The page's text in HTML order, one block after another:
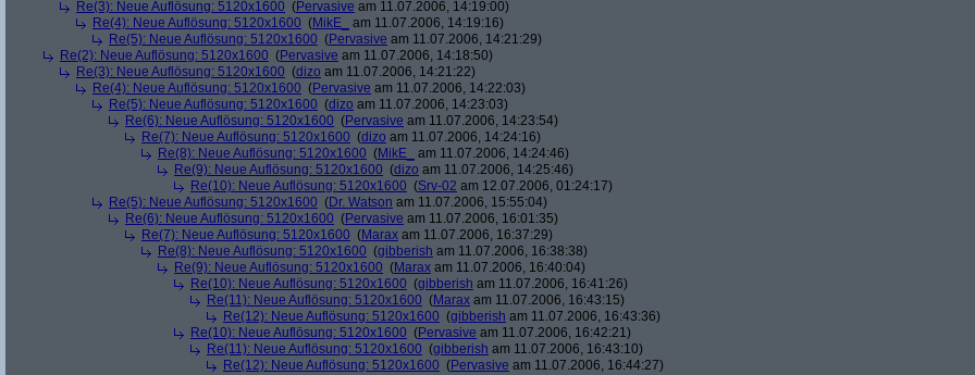
Re(3): Neue Auflösung: 5120x1600 (Pervasive am 11.07.2006, 14:19:00)
Re(4): Neue Auflösung: 5120x1600 (MikE_
am 11.07.2006, 14:19:16)
Re(5): Neue Auflösung: 5120x1600 (Pervasive am 11.07.2006, 14:21:29)
Re(2): Neue Auflösung: 5120x1600 (Pervasive am 11.07.2006, 14:18:50)
Re(3): Neue Auflösung: 5120x1600 (dizo am 11.07.2006, 14:21:22)
Re(4): Neue Auflösung: 5120x1600 (Pervasive am 11.07.2006, 14:22:03)
Re(5): Neue Auflösung: 5120x1600 (dizo am 11.07.2006, 14:23:03)
Re(6): Neue Auflösung: 5120x1600 (Pervasive am 11.07.2006, 14:23:54)
Re(7): Neue Auflösung: 5120x1600 (dizo am 11.07.2006, 14:24:16)
Re(8): Neue Auflösung: 5120x1600 (MikE_
am 11.07.2006, 14:24:46)
Re(9): Neue Auflösung: 5120x1600 (dizo am 11.07.2006, 14:25:46)
Re(10): Neue Auflösung: 5120x1600 (Srv-02 am 12.07.2006, 01:24:17)
Re(5): Neue Auflösung: 5120x1600 (Dr. Watson am 11.07.2006, 15:55:04)
Re(6): Neue Auflösung: 5120x1600 (Pervasive am 11.07.2006, 16:01:35)
Re(7): Neue Auflösung: 5120x1600 (Marax am 11.07.2006, 16:37:29)
Re(8): Neue Auflösung: 5120x1600 (gibberish am 11.07.2006, 16:38:38)
Re(9): Neue Auflösung: 5120x1600 (Marax am 11.07.2006, 16:40:04)
Re(10): Neue Auflösung: 5120x1600 (gibberish am 11.07.2006, 16:41:26)
Re(11): Neue Auflösung: 5120x1600 (Marax am 11.07.2006, 16:43:15)
Re(12): Neue Auflösung: 5120x1600 (gibberish am 11.07.2006, 16:43:36)
Re(10): Neue Auflösung: 5120x1600 (Pervasive am 11.07.2006, 16:42:21)
Re(11): Neue Auflösung: 5120x1600 (gibberish am 11.07.2006, 16:43:10)
Re(12): Neue Auflösung: 5120x1600 (Pervasive am 11.07.2006, 16:44:27)